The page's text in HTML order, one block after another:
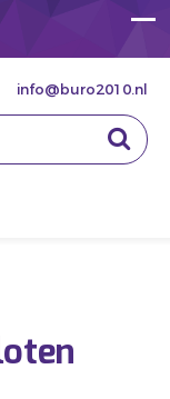
info@buro2010.nl